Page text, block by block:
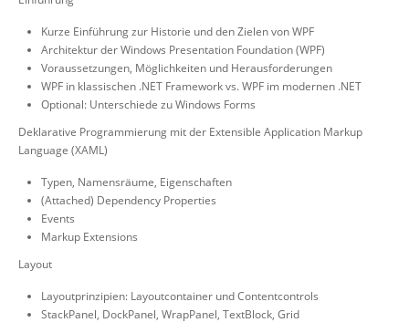
Kurze Einführung zur Historie und den Zielen von WPF
Architektur der Windows Presentation Foundation (WPF)
Voraussetzungen, Möglichkeiten und Herausforderungen
WPF in klassischen .NET Framework vs. WPF im modernen .NET
Optional: Unterschiede zu Windows Forms
Deklarative Programmierung mit der Extensible Application Markup
Language (XAML)
Typen, Namensräume, Eigenschaften
(Attached) Dependency Properties
Events
Markup Extensions
Layout
Layoutprinzipien: Layoutcontainer und Contentcontrols
StackPanel, DockPanel, WrapPanel, TextBlock, Grid